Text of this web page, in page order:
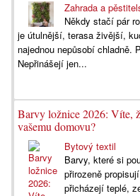
Zahrada a
Někdy stačí pár
je útulnější, terasa živější,
najednou nepůsobí chladně.
Nepřinášejí jen...
Barvy ložnice 2026: Víte,
vašemu domovu?
Bytový textil
Barvy, které si
přirozeně
přicházejí teplé,